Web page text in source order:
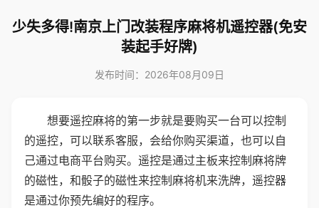
少失多得!南京上门改装程序麻将机遥控器(免安
装起手好牌)
发布时间：2026年08月09日
想要遥控麻将的第一步就是要购买一台可以控制
的遥控，可以联系客服，会给你购买渠道，也可以自
己通过电商平台购买。遥控是通过主板来控制麻将牌
的磁性，和骰子的磁性来控制麻将机来洗牌，遥控器
是通过你预先编好的程序。